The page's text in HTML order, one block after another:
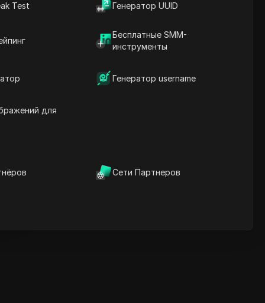
Test Генератор UUID
Бесплатные SMM-
инструменты
Генератор username
для
Сети Партнеров
Введение в содержание
шкалы
Связанные вопросы и
Больше рекомендаций
аккаунтами и